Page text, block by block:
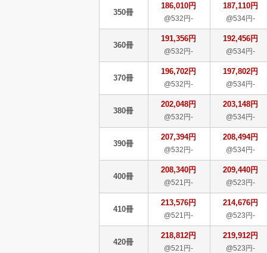
350冊
186,010円
@532円-
187,110円
@534円-
360冊
191,356円
@532円-
192,456円
@534円-
370冊
196,702円
@532円-
197,802円
@534円-
380冊
202,048円
@532円-
203,148円
@534円-
390冊
207,394円
@532円-
208,494円
@534円-
400冊
208,340円
@521円-
209,440円
@523円-
410冊
213,576円
@521円-
214,676円
@523円-
420冊
218,812円
@521円-
219,912円
@523円-